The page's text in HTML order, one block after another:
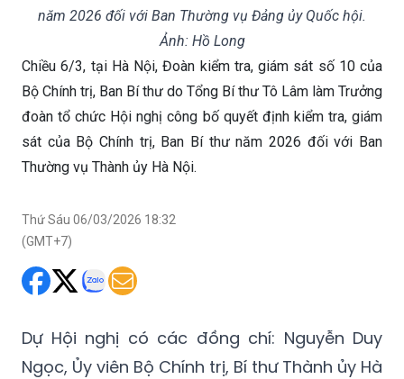
năm 2026 đối với Ban Thường vụ Đảng ủy Quốc hội.
Ảnh: Hồ Long
Chiều 6/3, tại Hà Nội, Đoàn kiểm tra, giám sát số 10 của
Bộ Chính trị, Ban Bí thư do Tổng Bí thư Tô Lâm làm Trưởng
đoàn tổ chức Hội nghị công bố quyết định kiểm tra, giám
sát của Bộ Chính trị, Ban Bí thư năm 2026 đối với Ban
Thường vụ Thành ủy Hà Nội.
Thứ Sáu 06/03/2026 18:32
(GMT+7)
Dự Hội nghị có các đồng chí: Nguyễn Duy
Ngọc, Ủy viên Bộ Chính trị, Bí thư Thành ủy Hà